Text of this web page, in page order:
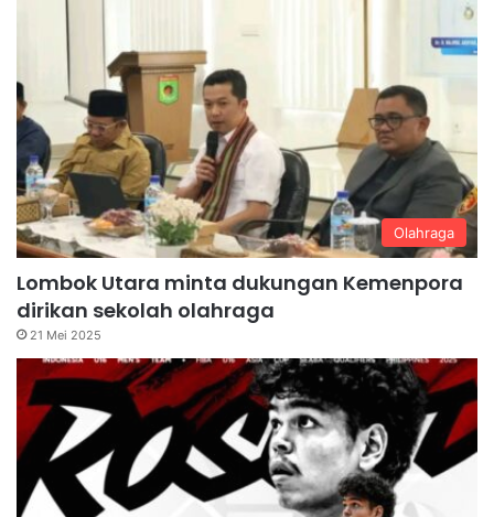
Olahraga
Lombok Utara minta dukungan Kemenpora
dirikan sekolah olahraga
21 Mei 2025